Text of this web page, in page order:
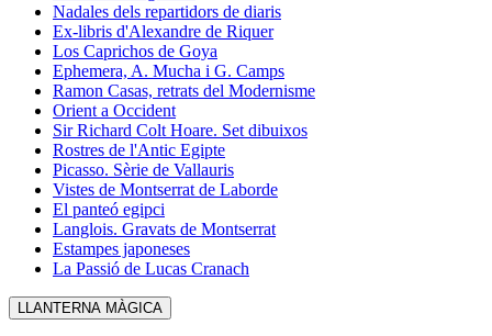
Nadales dels repartidors de diaris
Ex-libris d'Alexandre de Riquer
Los Caprichos de Goya
Ephemera, A. Mucha i G. Camps
Ramon Casas, retrats del Modernisme
Orient a Occident
Sir Richard Colt Hoare. Set dibuixos
Rostres de l'Antic Egipte
Picasso. Sèrie de Vallauris
Vistes de Montserrat de Laborde
El panteó egipci
Langlois. Gravats de Montserrat
Estampes japoneses
La Passió de Lucas Cranach
LLANTERNA MÀGICA